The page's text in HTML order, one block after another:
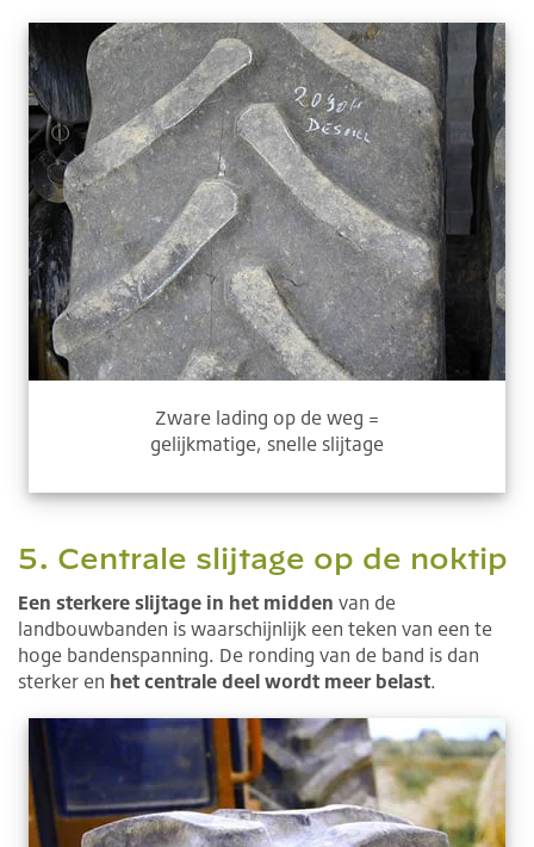
Zware lading op de weg =
gelijkmatige, snelle slijtage
5. Centrale slijtage op de noktip
Een sterkere slijtage in het midden van de
landbouwbanden is waarschijnlijk een teken van een te
hoge bandenspanning. De ronding van de band is dan
sterker en het centrale deel wordt meer belast.